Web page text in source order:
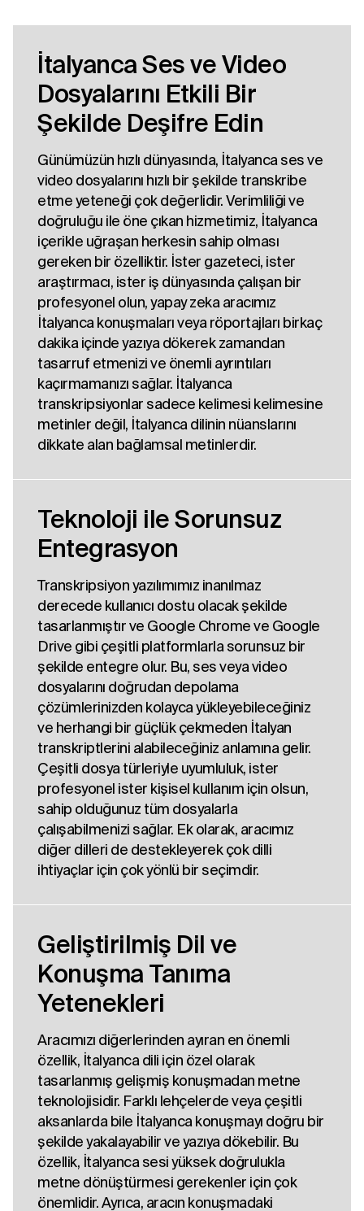
İtalyanca Ses ve Video
Dosyalarını Etkili Bir
Şekilde Deşifre Edin
Günümüzün hızlı dünyasında, İtalyanca ses ve
video dosyalarını hızlı bir şekilde transkribe
etme yeteneği çok değerlidir. Verimliliği ve
doğruluğu ile öne çıkan hizmetimiz, İtalyanca
içerikle uğraşan herkesin sahip olması
gereken bir özelliktir. İster gazeteci, ister
araştırmacı, ister iş dünyasında çalışan bir
profesyonel olun, yapay zeka aracımız
İtalyanca konuşmaları veya röportajları birkaç
dakika içinde yazıya dökerek zamandan
tasarruf etmenizi ve önemli ayrıntıları
kaçırmamanızı sağlar. İtalyanca
transkripsiyonlar sadece kelimesi kelimesine
metinler değil, İtalyanca dilinin nüanslarını
dikkate alan bağlamsal metinlerdir.
Teknoloji ile Sorunsuz
Entegrasyon
Transkripsiyon yazılımımız inanılmaz
derecede kullanıcı dostu olacak şekilde
tasarlanmıştır ve Google Chrome ve Google
Drive gibi çeşitli platformlarla sorunsuz bir
şekilde entegre olur. Bu, ses veya video
dosyalarını doğrudan depolama
çözümlerinizden kolayca yükleyebileceğiniz
ve herhangi bir güçlük çekmeden İtalyan
transkriptlerini alabileceğiniz anlamına gelir.
Çeşitli dosya türleriyle uyumluluk, ister
profesyonel ister kişisel kullanım için olsun,
sahip olduğunuz tüm dosyalarla
çalışabilmenizi sağlar. Ek olarak, aracımız
diğer dilleri de destekleyerek çok dilli
ihtiyaçlar için çok yönlü bir seçimdir.
Geliştirilmiş Dil ve
Konuşma Tanıma
Yetenekleri
Aracımızı diğerlerinden ayıran en önemli
özellik, İtalyanca dili için özel olarak
tasarlanmış gelişmiş konuşmadan metne
teknolojisidir. Farklı lehçelerde veya çeşitli
aksanlarda bile İtalyanca konuşmayı doğru bir
şekilde yakalayabilir ve yazıya dökebilir. Bu
özellik, İtalyanca sesi yüksek doğrulukla
metne dönüştürmesi gerekenler için çok
önemlidir. Ayrıca, aracın konuşmadaki